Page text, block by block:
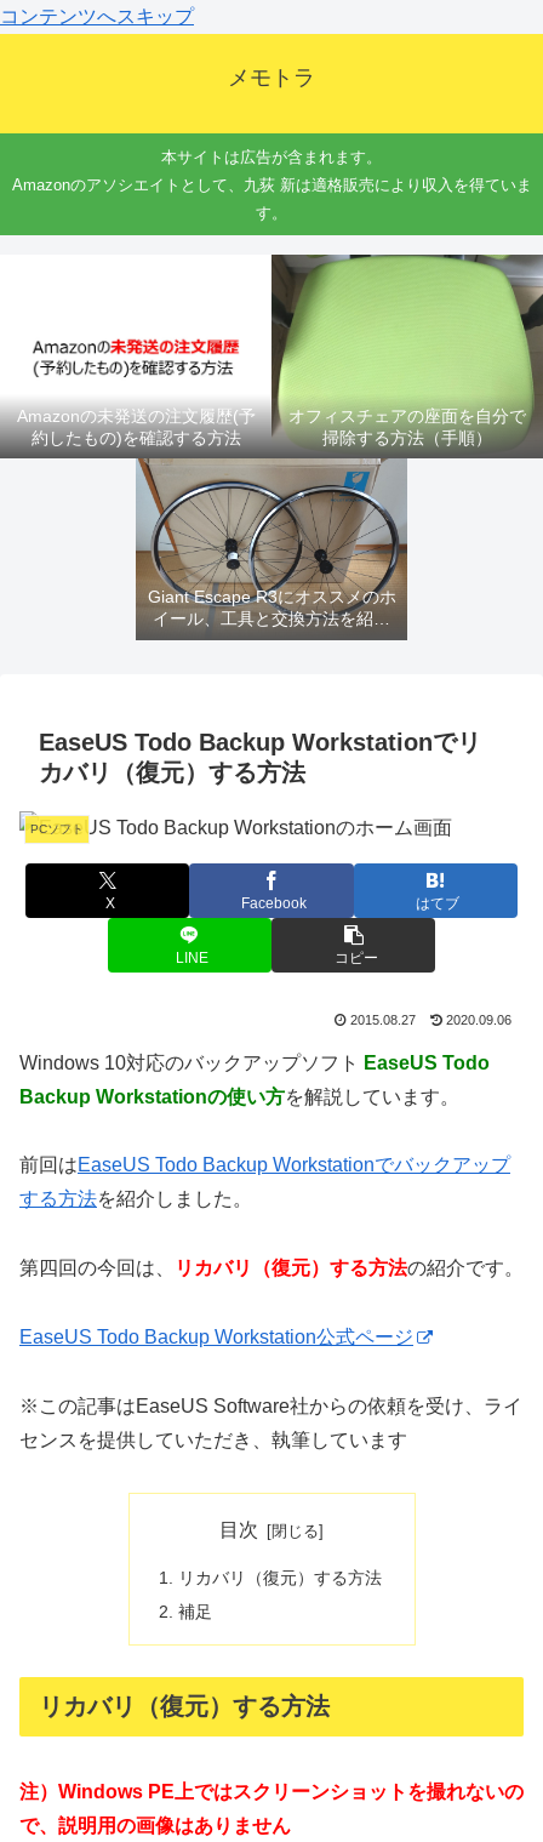
コンテンツへスキップ
メモトラ
本サイトは広告が含まれます。
Amazonのアソシエイトとして、九荻 新は適格販売により収入を得ていま
す。
Amazonの未発送の注文履歴(予
約したもの)を確認する方法
オフィスチェアの座面を自分で
掃除する方法（手順）
Giant Escape R3にオススメのホ
イール、工具と交換方法を紹介
するよ
EaseUS Todo Backup Workstationでリ
カバリ（復元）する方法
PCソフト
X Facebook はてブ
LINE コピー
2015.08.27 2020.09.06
Windows 10対応のバックアップソフト
EaseUS Todo
Backup Workstationの使い方を解説しています。
前回はEaseUS Todo Backup Workstationでバックアップ
する方法を紹介しました。
第四回の今回は、 リカバリ（復元）する方法の紹介です。
EaseUS Todo Backup Workstation公式ページ
※この記事はEaseUS Software社からの依頼を受け、ライ
センスを提供していただき、執筆しています
目次
リカバリ（復元）する方法
補足
リカバリ（復元）する方法
注）Windows PE上ではスクリーンショットを撮れないの
で、説明用の画像はありません